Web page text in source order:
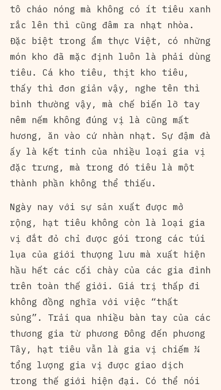
tô cháo nóng mà không có ít tiêu xanh
rắc lên thì cũng đâm ra nhạt nhòa.
Đặc biệt trong ẩm thực Việt, có những
món kho đã mặc định luôn là phải dùng
tiêu. Cá kho tiêu, thịt kho tiêu,
thấy thì đơn giản vậy, nghe tên thì
bình thường vậy, mà chế biến lỡ tay
nêm nếm không đúng vị là cũng mất
hương, ăn vào cứ nhàn nhạt. Sự đậm đà
ấy là kết tinh của nhiều loại gia vị
đặc trưng, mà trong đó tiêu là một
thành phần không thể thiếu.
Ngày nay với sự sản xuất được mở
rộng, hạt tiêu không còn là loại gia
vị đắt đỏ chỉ được gói trong các túi
lụa của giới thượng lưu mà xuất hiện
hầu hết các cối chày của các gia đình
trên toàn thế giới. Giá trị thấp đi
không đồng nghĩa với việc “thất
sủng”. Trải qua nhiều bàn tay của các
thương gia từ phương Đông đến phương
Tây, hạt tiêu vẫn là gia vị chiếm ¼
tổng lượng gia vị được giao dịch
trong thế giới hiện đại. Có thể nói